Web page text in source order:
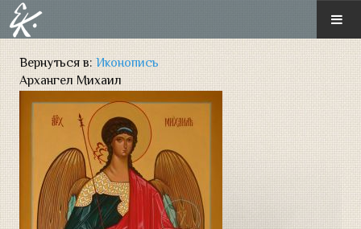
ГЛАВНАЯ
О ХУДОЖНИКЕ
Новые произведения
Монументальная живопись
Вернуться в: Иконопись
Архангел Михаил